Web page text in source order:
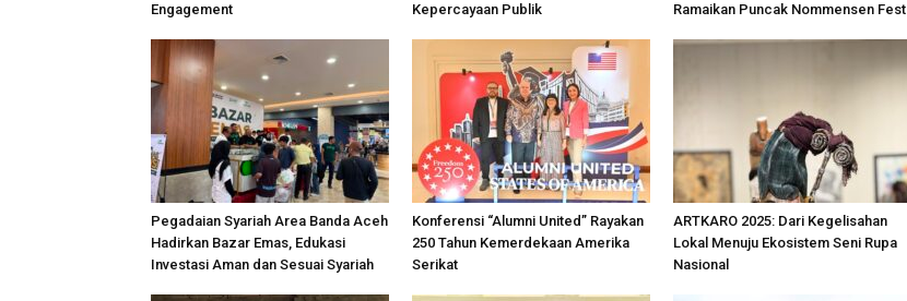
Engagement
Kepercayaan Publik
Ramaikan Puncak Nommensen Fest
Pegadaian Syariah Area Banda Aceh
Hadirkan Bazar Emas, Edukasi
Investasi Aman dan Sesuai Syariah
Konferensi “Alumni United” Rayakan
250 Tahun Kemerdekaan Amerika
Serikat
ARTKARO 2025: Dari Kegelisahan
Lokal Menuju Ekosistem Seni Rupa
Nasional